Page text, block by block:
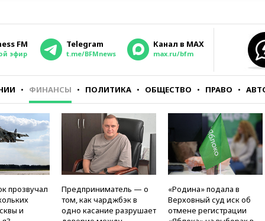
FM
эфир
Telegram
t.me/BFMnews
Канал в MAX
max.ru/bfm
ФИНАНСЫ ПОЛИТИКА ОБЩЕСТВО ПРАВО
прозвучал
и
Предприниматель — о
том, как чарджбэк в
одно касание разрушает
«Родина» подала в
Верховный суд иск об
отмене регистрации